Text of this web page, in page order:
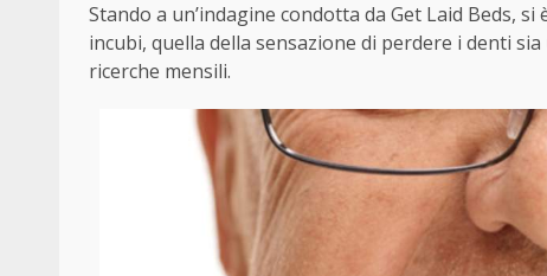
Stando a un’indagine condotta da Get Laid Beds,
incubi, quella della sensazione di perdere i denti
ricerche mensili.